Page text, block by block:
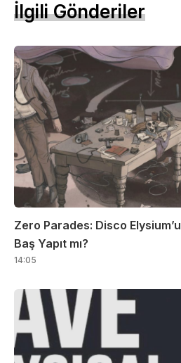
İlgili Gönderiler
Zero Parades: Disco
Baş Yapıt mı?
14:05